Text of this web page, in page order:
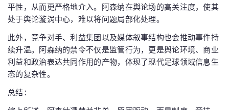
平性，从而更严格地介入。阿森纳在舆论场的高关注度，使其
处于舆论漩涡中心，难以将问题局部化处理。
此外，竞争对手、利益集团以及媒体叙事结构也会推动事件持
续升温。阿森纳的禁令不仅是监管行为，更是舆论环境、商业
利益和政治表达共同作用的产物，体现了现代足球领域信息生
态的复杂性。
总结：